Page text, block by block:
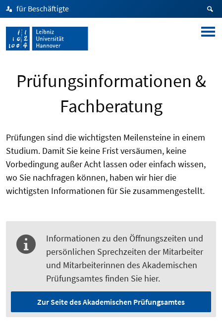
für Beschäftigte
Prüfungsinformationen &
Fachberatung
Prüfungen sind die wichtigsten Meilensteine in einem
Studium. Damit Sie keine Frist versäumen, keine
Vorbedingung außer Acht lassen oder einfach wissen,
wo Sie nachfragen können, haben wir hier die
wichtigsten Informationen für Sie zusammengestellt.
Informationen zu den Öffnungszeiten und
persönlichen Sprechzeiten der Mitarbeiter
und Mitarbeiterinnen des Akademischen
Prüfungsamtes finden Sie hier.
Zur Seite des Akademischen Prüfungsamtes